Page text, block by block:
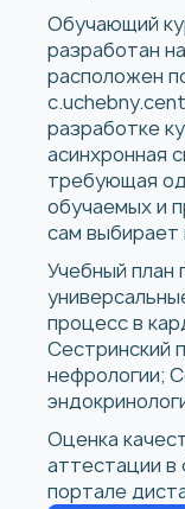
Обучающий
разработан
расположен
разработке
асинхронная
требующая
обучаемых и
сам выбирает
Учебный план
процесс в
Сестринский
нефрологии;
Оценка
аттестации в
портале